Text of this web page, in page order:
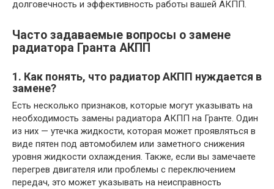
долговечность и эффективность работы вашей АКПП.
Часто задаваемые вопросы о замене
радиатора Гранта АКПП
1. Как понять, что радиатор АКПП нуждается в
замене?
Есть несколько признаков, которые могут указывать на
необходимость замены радиатора АКПП на Гранте. Один
из них — утечка жидкости, которая может проявляться в
виде пятен под автомобилем или заметного снижения
уровня жидкости охлаждения. Также, если вы замечаете
перегрев двигателя или проблемы с переключением
передач, это может указывать на неисправность